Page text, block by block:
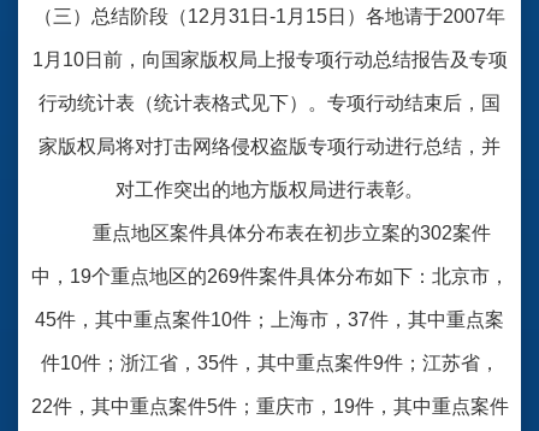
（三）总结阶段（12月31日-1月15日）各地请于2007年
1月10日前，向国家版权局上报专项行动总结报告及专项
行动统计表（统计表格式见下）。专项行动结束后，国
家版权局将对打击网络侵权盗版专项行动进行总结，并
对工作突出的地方版权局进行表彰。
重点地区案件具体分布表在初步立案的302案件
中，19个重点地区的269件案件具体分布如下：北京市，
45件，其中重点案件10件；上海市，37件，其中重点案
件10件；浙江省，35件，其中重点案件9件；江苏省，
22件，其中重点案件5件；重庆市，19件，其中重点案件